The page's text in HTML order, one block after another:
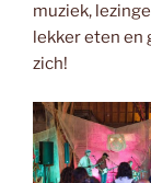
muziek,
lekker eten en
zich!